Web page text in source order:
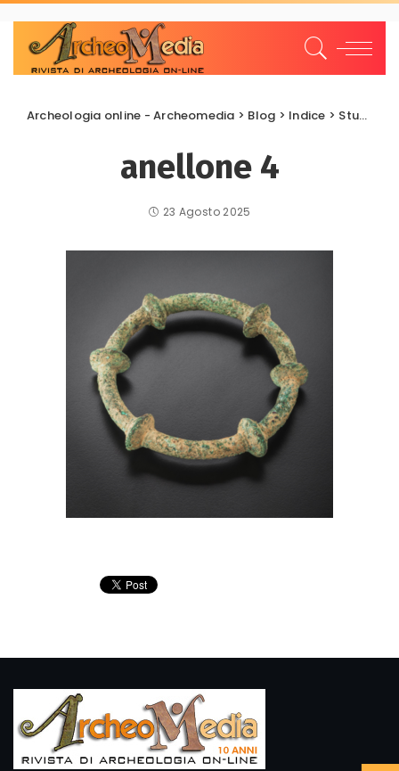
Archeologia online - Archeomedia > Blog > Indice > Studi e Ricerche
anellone 4
23 Agosto 2025